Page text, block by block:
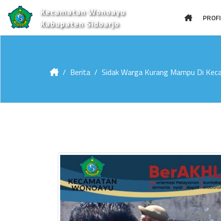
Kecamatan Wonoayu
Kabupaten Sidoarjo
Berita Sidak Warga Kurang Mampu Di